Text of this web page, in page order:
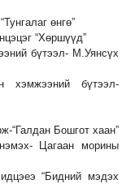
өнгө”
“Хөршүүд”
бүтээл- М.Уянсүх
хэмжээний бүтээл-
“Галдан Бошгот хаан”
Цагаан морины
“Бидний мэдэх